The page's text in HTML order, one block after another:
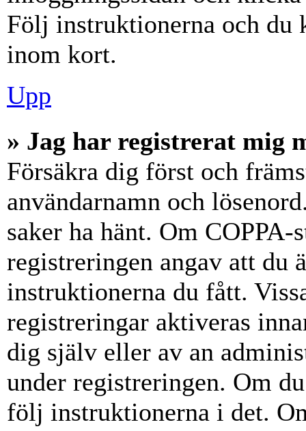
Följ instruktionerna och du
inom kort.
Upp
» Jag har registrerat mig
Försäkra dig först och
användarnamn och
saker ha hänt. Om
registreringen angav att du
instruktionerna du fått.
registreringar aktiveras
dig själv eller av an
under registreringen. Om
följ instruktionerna i det.